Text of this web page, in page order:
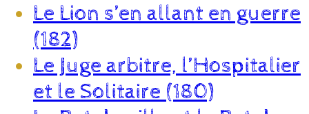
Le Lion s’en allant en guerre
(182)
Le Juge arbitre, l’Hospitalier
et le Solitaire (180)